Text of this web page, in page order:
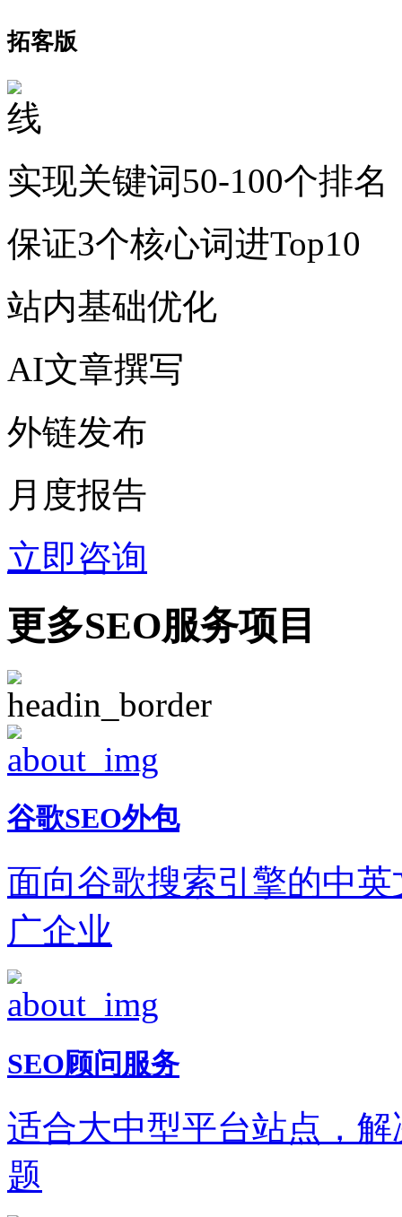
拓客版
实现关键词50-100个排名
保证3个核心词进Top10
站内基础优化
AI文章撰写
外链发布
月度报告
立即咨询
更多SEO服务项目
谷歌SEO外包
面向谷歌搜索引擎的中
广企业
SEO顾问服务
适合大中型平台站点，
题